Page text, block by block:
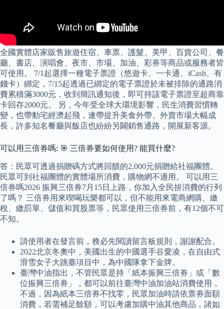
全國實體店家販售旅遊住宿、車票、護髮、美甲、百貨公司、餐
廳、書店、演唱會、夜市、市場、加油、彩券等商品或服務者皆
可使用。 7/1起選擇一種電子票證（悠遊卡、一卡通、iCash、有
錢卡）綁定，7/15起透過已綁定的電子票證於未被排除的通路消
費累積滿3000元，收到簡訊通知後，即可持該電子票證至超商靠
卡回存2000元。 另，今年受全球大環境影響，民生消費習慣轉
變，也帶動宅經濟起飛，連帶提升美食外帶、外賣市場大幅成
長，許多知名餐廳與飯店也紛紛另闢銷售通路，開展新客源。
可以用三倍券嗎: 🎯 三倍券要如何使用? 能買什麼?
答：民眾可透過捐贈碼方式將回饋的2,000元捐贈給社福團體。
民眾可到社福團體的實體場所消費，購物網不適用。 可以用三
倍券嗎2026 振興三倍券7月15日上路，你加入全民拚消費的行列
了嗎？ 三倍券用來喫喝玩樂都可以，但不能用來電商網購、繳
稅、繳罰單、儲值和買股票等，民眾使用三倍券前，有12個不可
不知。
請使用者在發言前，務必先閱讀留言板規則，謝謝配合。
2022北京冬奧中，美國出生的中國選手谷愛凌，在自由式
滑雪女子大跳臺項目中，為中國隊拿下金牌。
臺灣中油指出，不管民眾是持「紙本振興三倍券」或「數
位振興三倍券」，都可以前往臺灣中油加油站消費使用，
不過，因為紙本三倍券不找零，民眾加油時請依票券面額
消費，若需補足餘額，可以考慮加購中油其他商品，諸如